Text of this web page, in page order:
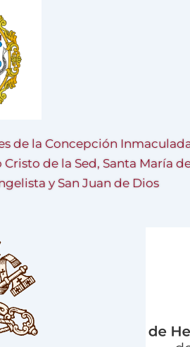
de la Concepción
de la Sed, Santa María
y San Juan de Dios